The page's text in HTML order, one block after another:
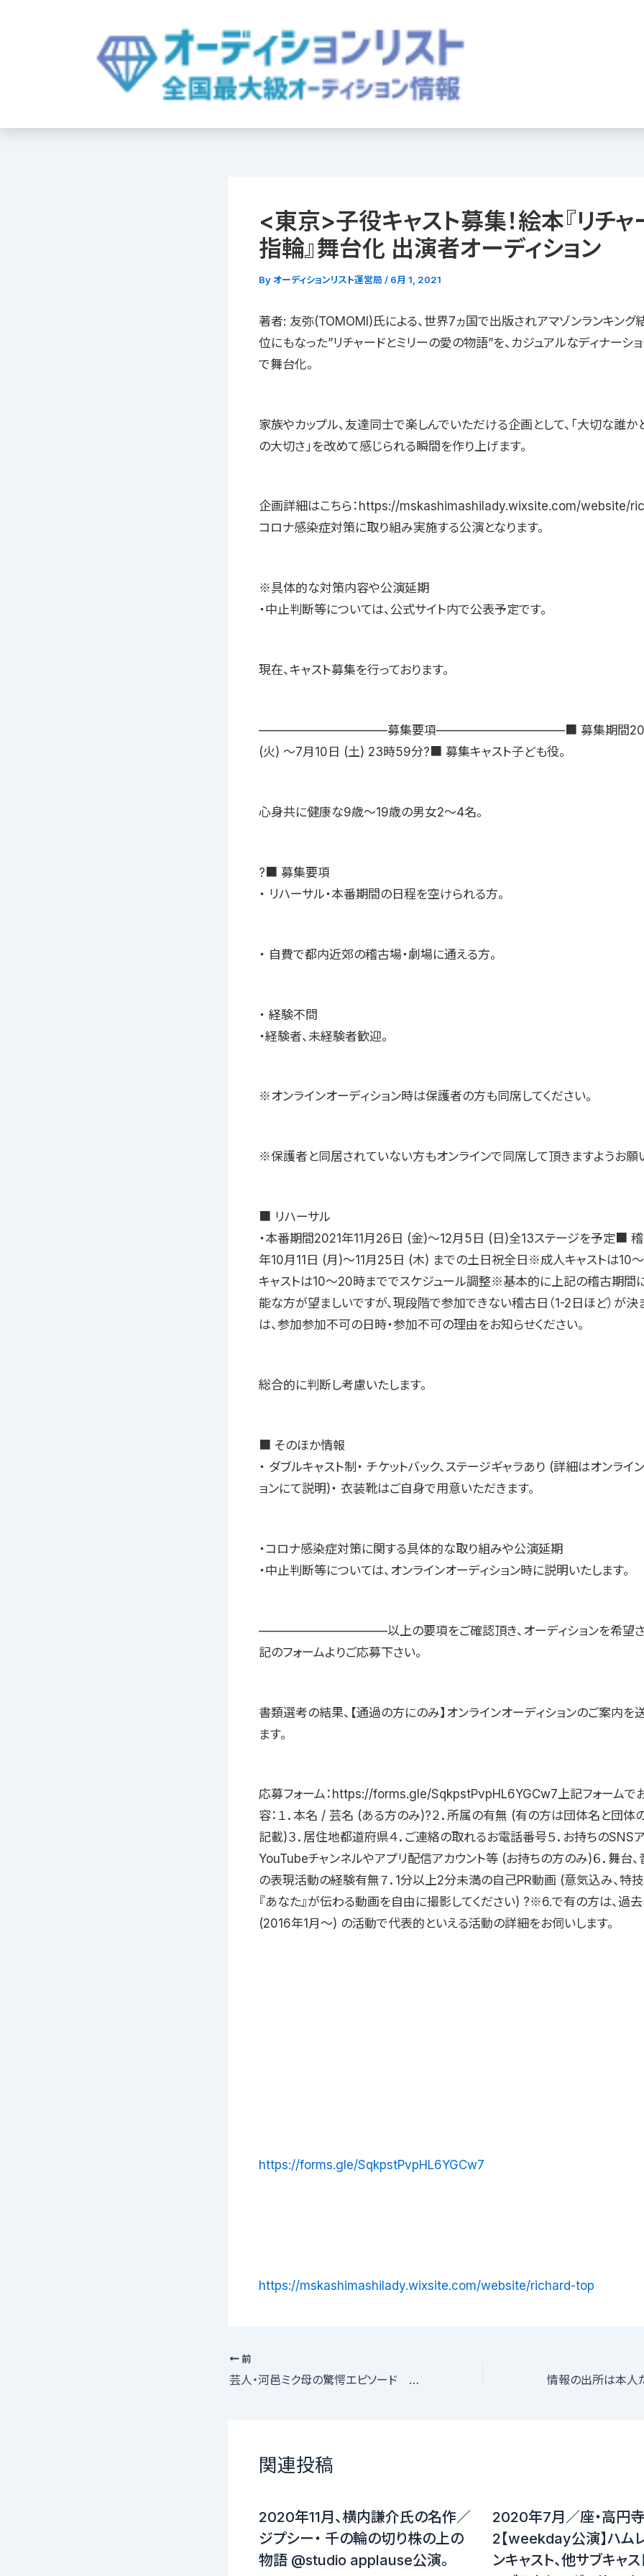
<東京>子役キャスト募集！絵本『リチャ
指輪』舞台化 出演者オーディション
By オーディションリスト運営局 / 6月 1, 2021
著者: 友弥(TOMOMI)氏による、世界7ヵ国で出版されアマゾンランキング
位にもなった”リチャードとミリーの愛の物語”を、カジュアルなディナーシ
で舞台化。
家族やカップル、友達同士で楽しんでいただける企画として、「大切な誰か
の大切さ」を改めて感じられる瞬間を作り上げます。
企画詳細はこちら：https://mskashimashilady.wixsite.com/website/
コロナ感染症対策に取り組み実施する公演となります。
※具体的な対策内容や公演延期
・中止判断等については、公式サイト内で公表予定です。
現在、キャスト募集を行っております。
——————————–募集要項——————————–■ 募集期間2021
(火) 〜7月10日 (土) 23時59分?■ 募集キャスト子ども役。
心身共に健康な9歳〜19歳の男女2〜4名。
?■ 募集要項
・ リハーサル・本番期間の日程を空けられる方。
・ 自費で都内近郊の稽古場・劇場に通える方。
・ 経験不問
・経験者、未経験者歓迎。
※オンラインオーディション時は保護者の方も同席してください。
※保護者と同居されていない方もオンラインで同席して頂きますようお願
■ リハーサル
・本番期間2021年11月26日 (金)〜12月5日 (日)全13ステージを予定■
年10月11日 (月)〜11月25日 (木) までの土日祝全日※成人キャストは10
キャストは10〜20時まででスケジュール調整※基本的に上記の稽古期間
能な方が望ましいですが、現段階で参加できない稽古日（1-2日ほど）が決
は、参加参加不可の日時・参加不可の理由をお知らせください。
総合的に判断し考慮いたします。
■ そのほか情報
・ ダブルキャスト制・ チケットバック、ステージギャラあり (詳細はオンライ
ョンにて説明)・ 衣装靴はご自身で用意いただきます。
・コロナ感染症対策に関する具体的な取り組みや公演延期
・中止判断等については、オンラインオーディション時に説明いたします。
——————————–以上の要項をご確認頂き、オーディションを希望さ
記のフォームよりご応募下さい。
書類選考の結果、【通過の方にのみ】オンラインオーディションのご案内を
ます。
応募フォーム：https://forms.gle/SqkpstPvpHL6YGCw7上記フォームで
容：１．本名 / 芸名 (ある方のみ)?２．所属の有無 (有の方は団体名と団体
記載)３．居住地都道府県４．ご連絡の取れるお電話番号５．お持ちのSNSア
YouTubeチャンネルやアプリ配信アカウント等 (お持ちの方のみ)６．舞台、
の表現活動の経験有無７．1分以上2分未満の自己PR動画 (意気込み、特
『あなた』が伝わる動画を自由に撮影してください) ?※6.で有の方は、過
(2016年1月〜) の活動で代表的といえる活動の詳細をお伺いします。
https://forms.gle/SqkpstPvpHL6YGCw7
https://mskashimashilady.wixsite.com/website/richard-top
前
芸人・河邑ミク母の驚愕エピソード 不審者相手に「〇〇」を持ってきた！
関連投稿
2020年11月、横内謙介氏の名作／
ジプシー・ 千の輪の切り株の上の
物語 @studio applause公演。
2020年7月／座・高円寺
2【weekday公演】ハムレ
ンキャスト、他サブキャ